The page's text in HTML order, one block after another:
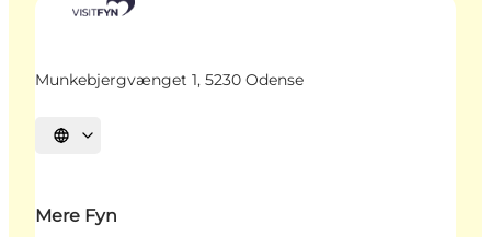
Munkebjergvænget 1, 5230 Odense
Vælg sprog
Mere Fyn